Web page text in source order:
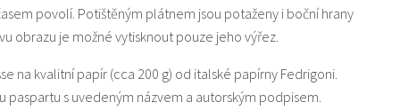
povolí. Potištěným plátnem jsou potaženy i boční hrany
obrazu je možné vytisknout pouze jeho výřez.
na kvalitní papír (cca 200 g) od italské papírny Fedrigoni.
s uvedeným názvem a autorským podpisem.